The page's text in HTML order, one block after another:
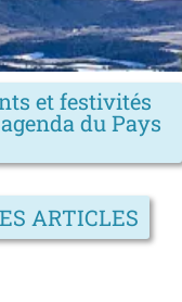
et festivités
du Pays
ARTICLES